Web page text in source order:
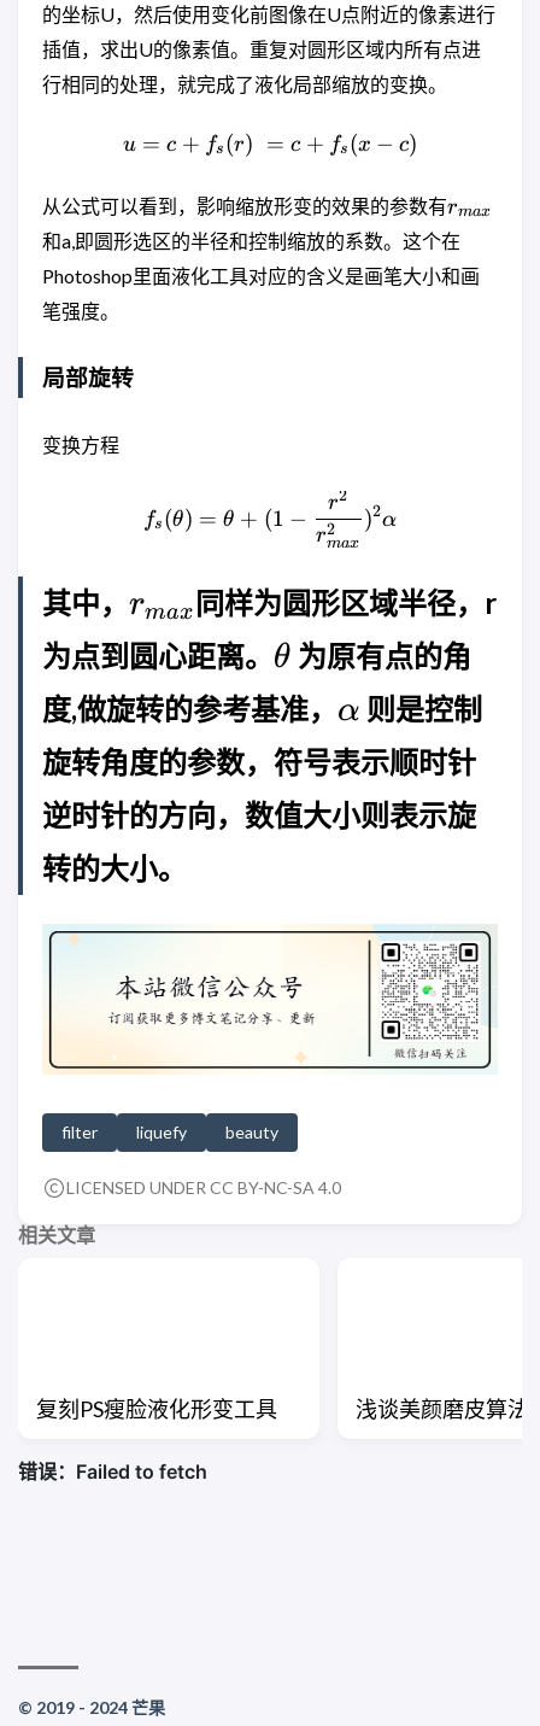
的坐标U，然后使用变化前图像在U点附近的像素进行
插值，求出U的像素值。重复对圆形区域内所有点进
行相同的处理，就完成了液化局部缩放的变换。
u = c + f_s(r) \ = c +
u = c + fs (r) = c + fs (x − c)
从公式可以看到，影响缩放形变的效果的参数有r_{max}
rmax
和a,即圆形选区的半径和控制缩放的系数。这个在
Photoshop里面液化工具对应的含义是画笔大小和画
笔强度。
局部旋转
变换方程
f_s(\theta) = \theta + (1
fs (θ) = θ + (1 −
rmax
2
r2
)2α
其中， r_{max}
rmax 同样为圆形区域半径，r
为点到圆心距离。 \theta
θ 为原有点的角
度,做旋转的参考基准， \alpha
α 则是控制
旋转角度的参数，符号表示顺时针
逆时针的方向，数值大小则表示旋
转的大小。
filter liquefy beauty
LICENSED UNDER CC BY-NC-SA 4.0
相关文章
复刻PS瘦脸液化形变工具 浅谈美颜磨皮算法
© 2019 - 2024 芒果